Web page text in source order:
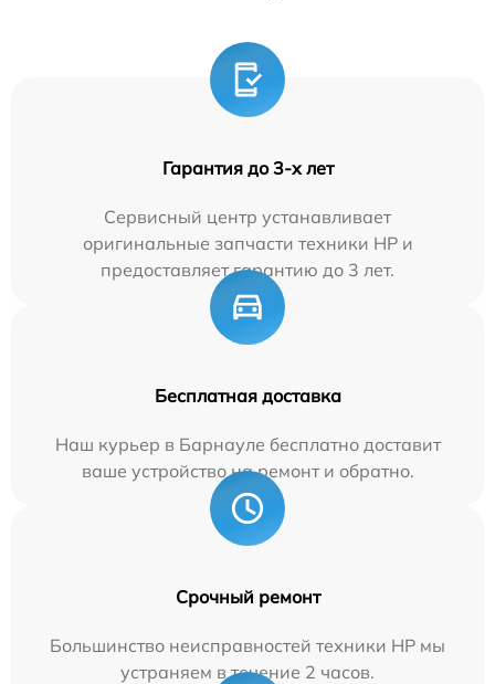
Гарантия до 3-х лет
Сервисный центр устанавливает
оригинальные запчасти техники HP и
предоставляет гарантию до 3 лет.
Бесплатная доставка
Наш курьер в Барнауле бесплатно доставит
ваше устройство на ремонт и обратно.
Срочный ремонт
Большинство неисправностей техники HP мы
устраняем в течение 2 часов.